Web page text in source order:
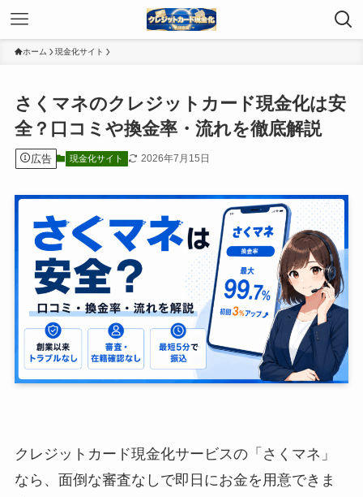
ホーム 現金化サイト
さくマネのクレジットカード現金化は安
全？口コミや換金率・流れを徹底解説
広告 現金化サイト 2026年7月15日
クレジットカード現金化サービスの「さくマネ」
なら、面倒な審査なしで即日にお金を用意できま